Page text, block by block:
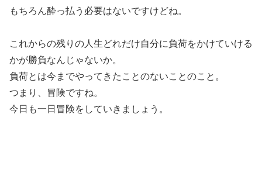
もちろん酔っ払う必要はないですけどね。
これからの残りの人生どれだけ自分に負荷をかけていける
かが勝負なんじゃないか。
負荷とは今までやってきたことのないことのこと。
つまり、冒険ですね。
今日も一日冒険をしていきましょう。